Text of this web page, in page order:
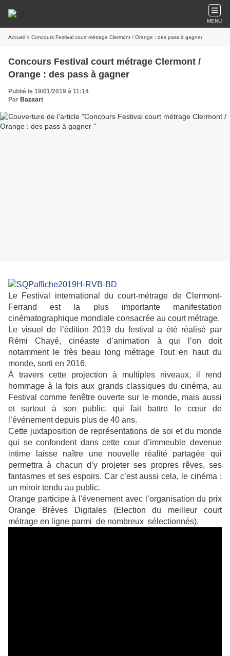
MENU
Accueil » Concours Festival court métrage Clermont / Orange : des pass à gagner
Concours Festival court métrage Clermont /
Orange : des pass à gagner
Publié le 19/01/2019 à 11:14
Par Bazaart
Le Festival international du court-métrage de Clermont-
Ferrand est la plus importante manifestation
cinématographique mondiale consacrée au court métrage.
Le visuel de l’édition 2019 du festival a été réalisé par
Rémi Chayé, cinéaste d’animation à qui l’on doit
notamment le très beau long métrage Tout en haut du
monde, sorti en 2016.
À travers cette projection à multiples niveaux, il rend
hommage à la fois aux grands classiques du cinéma, au
Festival comme fenêtre ouverte sur le monde, mais aussi
et surtout à son public, qui fait battre le cœur de
l’événement depuis plus de 40 ans.
Cette juxtaposition de représentations de soi et du monde
qui se confondent dans cette cour d’immeuble devenue
intime laisse naître une nouvelle réalité partagée qui
permettra à chacun d’y projeter ses propres rêves, ses
fantasmes et ses espoirs. Car c’est aussi cela, le cinéma :
un miroir tendu au public.
Orange participe à l'évenement avec l’organisation du prix
Orange Brèves Digitales (Election du meilleur court
métrage en ligne parmi de nombreux sélectionnés).